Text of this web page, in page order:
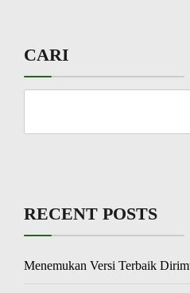
CARI
RECENT POSTS
Menemukan Versi Terbaik